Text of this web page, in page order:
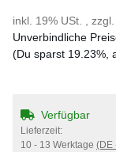
inkl. 19% USt. , zzgl.
Unverbindliche
(Du sparst 19.23%,
Verfügbar
Lieferzeit:
10 - 13 Werktage (DE